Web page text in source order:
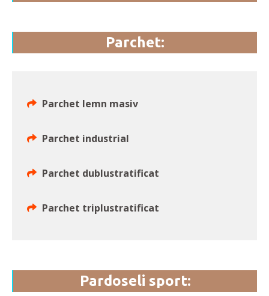
Parchet:
Parchet lemn masiv
Parchet industrial
Parchet dublustratificat
Parchet triplustratificat
Pardoseli sport: